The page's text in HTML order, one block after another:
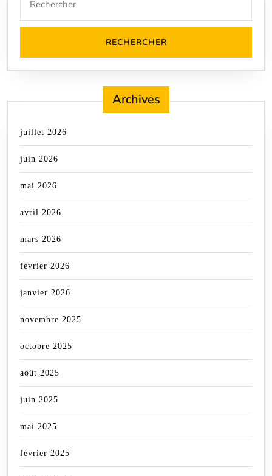
for:
Archives
juillet 2026
juin 2026
mai 2026
avril 2026
mars 2026
février 2026
janvier 2026
novembre 2025
octobre 2025
août 2025
juin 2025
mai 2025
février 2025